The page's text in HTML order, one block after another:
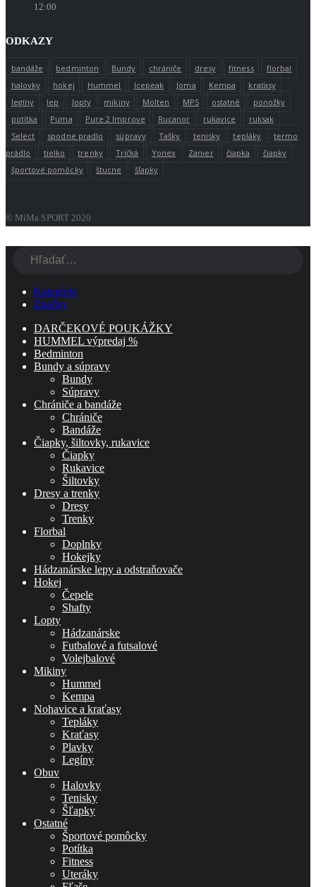
12:00
ODKAZY
bandáže bedminton Bundy chrániče dresy fitness
florbal
halovky
hokej Hummel Icepeak Joma Kempa
kraťasy
legíny
lep lopty mikiny Molten MPS ostatné
ponožky
potítka
Puma Pure 2 Improve Rucanor rukavice
ruksak
Select
spodne pradlo súpravy Tašky tenisky tepláky
termo
prádlo
tielko trenky Tričká Yonex Zanier čiapka
čiapky
športové pomôcky
štucne šľapky
© MiMa SPORT 2020
Kategórie
Značky
DARČEKOVÉ POUKÁŽKY
HUMMEL výpredaj %
Bedminton
Bundy a súpravy
Bundy
Súpravy
Chrániče a bandáže
Chrániče
Bandáže
Čiapky, šiltovky, rukavice
Čiapky
Rukavice
Šiltovky
Dresy a trenky
Dresy
Trenky
Florbal
Doplnky
Hokejky
Hádzanárske lepy a odstraňovače
Hokej
Čepele
Shafty
Lopty
Hádzanárske
Futbalové a futsalové
Volejbalové
Mikiny
Hummel
Kempa
Nohavice a kraťasy
Tepláky
Kraťasy
Plavky
Legíny
Obuv
Halovky
Tenisky
Šľapky
Ostatné
Športové pomôcky
Potítka
Fitness
Uteráky